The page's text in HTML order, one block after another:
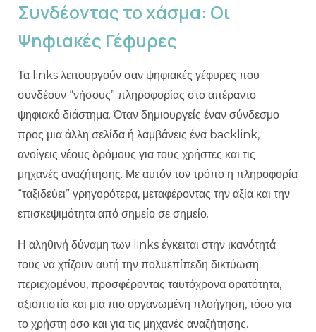
Συνδέοντας το χάσμα: Οι
Ψηφιακές Γέφυρες
Τα links λειτουργούν σαν ψηφιακές γέφυρες που
συνδέουν “νήσους” πληροφορίας στο απέραντο
ψηφιακό διάστημα. Όταν δημιουργείς έναν σύνδεσμο
προς μια άλλη σελίδα ή λαμβάνεις ένα backlink,
ανοίγεις νέους δρόμους για τους χρήστες και τις
μηχανές αναζήτησης. Με αυτόν τον τρόπο η πληροφορία
“ταξιδεύει” γρηγορότερα, μεταφέροντας την αξία και την
επισκεψιμότητα από σημείο σε σημείο.
Η αληθινή δύναμη των links έγκειται στην ικανότητά
τους να χτίζουν αυτή την πολυεπίπεδη δικτύωση
περιεχομένου, προσφέροντας ταυτόχρονα ορατότητα,
αξιοπιστία και μια πιο οργανωμένη πλοήγηση, τόσο για
το χρήστη όσο και για τις μηχανές αναζήτησης.